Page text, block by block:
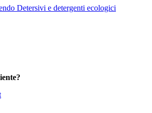
Detersivi e detergenti ecologici